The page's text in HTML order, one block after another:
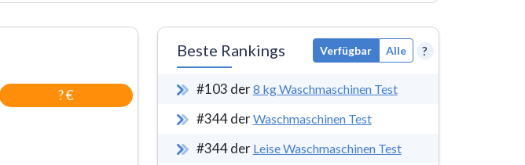
? €
Beste Rankings Verfügbar Alle ?
#103 der8 kg Waschmaschinen Test
#344 derWaschmaschinen Test
#344 der Leise Waschmaschinen Test